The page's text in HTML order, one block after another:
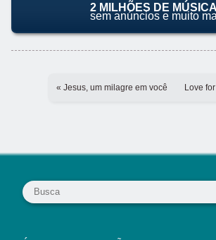
2 MILHÕES DE
sem anúncios e muito
« Jesus, um milagre em você Love